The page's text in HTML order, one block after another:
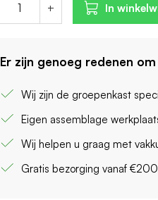
+ In
Er zijn genoeg redenen
Wij zijn de groepenkast
Eigen assemblage
Wij helpen u graag met
Gratis bezorging vanaf